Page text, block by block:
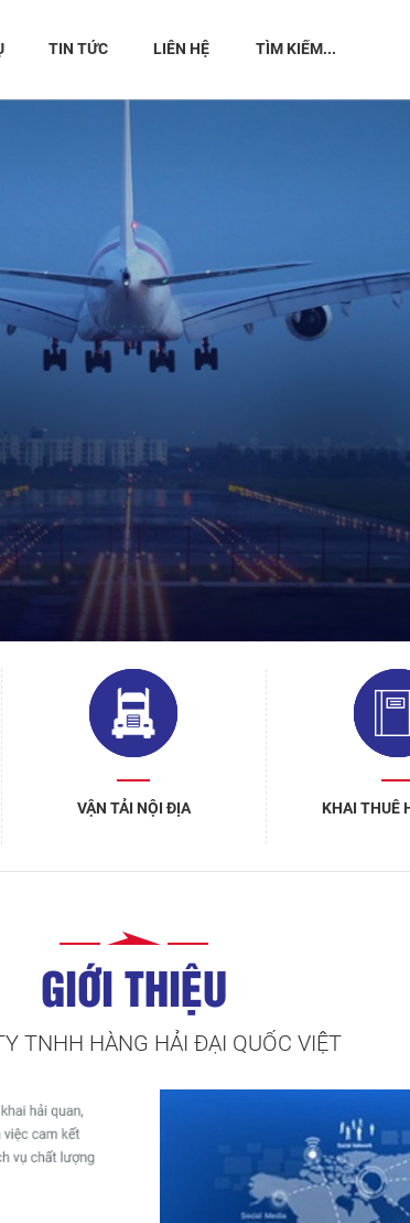
TIN TỨC LIÊN HỆ
VẬN TẢI NỘI ĐỊA KHAI THUÊ
GIỚI THIỆU
TNHH HÀNG HẢI ĐẠI QUỐC VIỆT